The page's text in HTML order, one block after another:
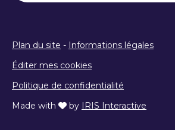
Plan du site - Informations légales
Éditer mes cookies
Politique de confidentialité
Made with
by IRIS Interactive